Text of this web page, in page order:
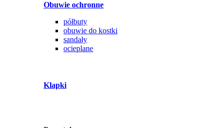
Obuwie ochronne
półbuty
obuwie do kostki
sandały
ocieplane
Klapki